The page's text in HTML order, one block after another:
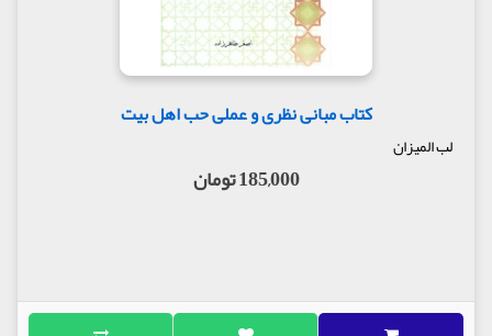
کتاب مبانی نظری و عملی حب اهل بیت
لب المیزان
185,000 تومان